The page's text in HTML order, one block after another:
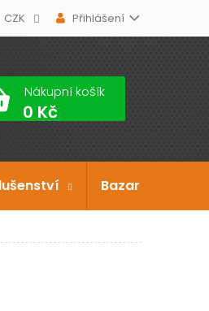
CZK Přihlášení
Nákupní košík
Bazar